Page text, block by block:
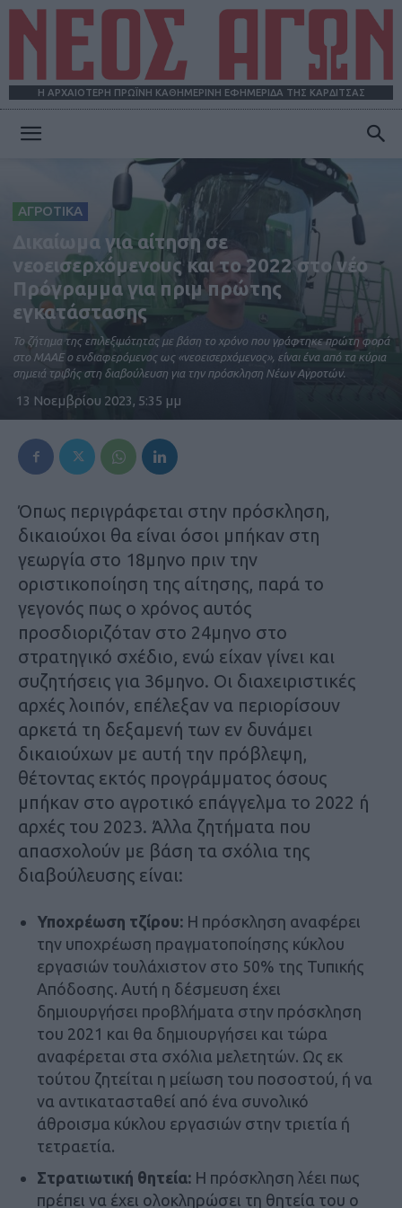
Η ΑΡΧΑΙΟΤΕΡΗ ΠΡΩΪΝΗ ΚΑΘΗΜΕΡΙΝΗ ΕΦΗΜΕΡΙΔΑ ΤΗΣ ΚΑΡΔΙΤΣΑΣ
ΑΓΩΝ
ΑΓΡΟΤΙΚΑ
Δικαίωμα για αίτηση σε
νεοεισερχόμενους και το 2022 στο νέο
Πρόγραμμα για πριμ πρώτης
εγκατάστασης
Το ζήτηµα της επιλεξιµότητας µε βάση το χρόνο που γράφτηκε πρώτη φορά
στο ΜΑΑΕ ο ενδιαφερόµενος ως «νεοεισερχόµενος», είναι ένα από τα κύρια
σηµειά τριβής στη διαβούλευση για την πρόσκληση Νέων Αγροτών.
13 Νοεμβρίου 2023, 5:35 μμ
Όπως περιγράφεται στην πρόσκληση,
δικαιούχοι θα είναι όσοι µπήκαν στη
γεωργία στο 18µηνο πριν την
οριστικοποίηση της αίτησης, παρά το
γεγονός πως ο χρόνος αυτός
προσδιοριζόταν στο 24µηνο στο
στρατηγικό σχέδιο, ενώ είχαν γίνει και
συζητήσεις για 36µηνο. Οι διαχειριστικές
αρχές λοιπόν, επέλεξαν να περιορίσουν
αρκετά τη δεξαµενή των εν δυνάµει
δικαιούχων µε αυτή την πρόβλεψη,
θέτοντας εκτός προγράµµατος όσους
µπήκαν στο αγροτικό επάγγελµα το 2022 ή
αρχές του 2023. Άλλα ζητήµατα που
απασχολούν µε βάση τα σχόλια της
διαβούλευσης είναι:
Υποχρέωση τζίρου: Η πρόσκληση αναφέρει
την υποχρέωση πραγµατοποίησης κύκλου
εργασιών τουλάχιστον στο 50% της Τυπικής
Απόδοσης. Αυτή η δέσµευση έχει
δηµιουργήσει προβλήµατα στην πρόσκληση
του 2021 και θα δηµιουργήσει και τώρα
αναφέρεται στα σχόλια µελετητών. Ως εκ
τούτου ζητείται η µείωση του ποσοστού, ή να
να αντικατασταθεί από ένα συνολικό
άθροισµα κύκλου εργασιών στην τριετία ή
τετραετία.
Στρατιωτική θητεία: Η πρόσκληση λέει πως
πρέπει να έχει ολοκληρώσει τη θητεία του ο